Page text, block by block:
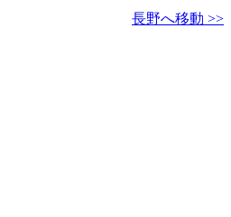
長野へ移動 >>